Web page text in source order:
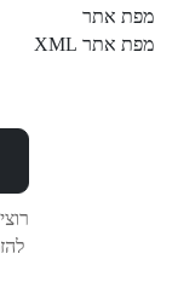
מפת אתר
מפת אתר XML